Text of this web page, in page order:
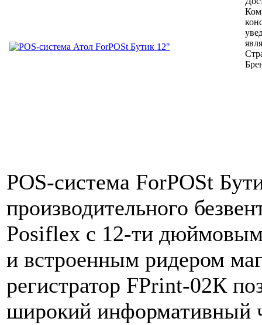
POS-система ForPOSt
производительного
Posiflex c 12-ти
и встроенным ридером
регистратор FPrint-02К
широкий информативный